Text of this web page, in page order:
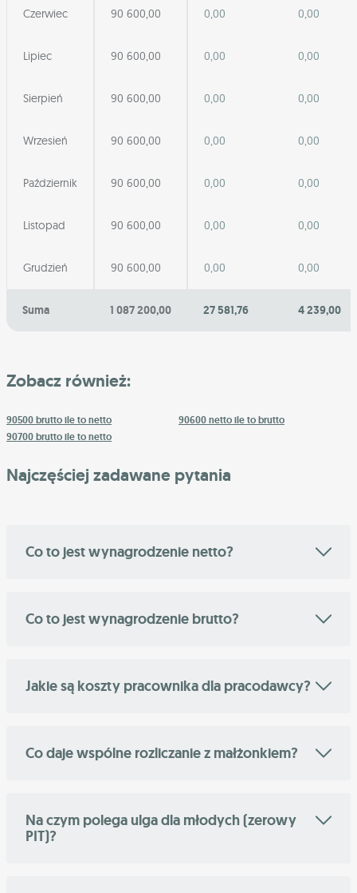
Czerwiec 90 600,00 0,00 0,00
Lipiec 90 600,00 0,00 0,00
Sierpień 90 600,00 0,00 0,00
Wrzesień 90 600,00 0,00 0,00
Październik 90 600,00 0,00 0,00
Listopad 90 600,00 0,00 0,00
Grudzień 90 600,00 0,00 0,00
Suma 1 087 200,00 27 581,76 4 239,00
Zobacz również:
90500 brutto ile to netto
90600 netto ile to brutto
90700 brutto ile to netto
Najczęściej zadawane pytania
Co to jest wynagrodzenie netto?
Co to jest wynagrodzenie brutto?
Jakie są koszty pracownika dla pracodawcy?
Co daje wspólne rozliczanie z małżonkiem?
Na czym polega ulga dla młodych (zerowy
PIT)?